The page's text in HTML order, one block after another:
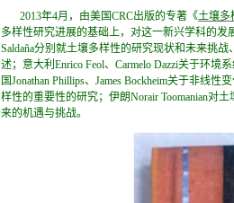
2013年4月，由美国CRC出版的专著《土壤多
多样性研究进展的基础上，对这一新兴学科的发
Saldaña分别就土壤多样性的研究现状和未来挑
述；意大利Enrico Feol、Carmelo Dazzi关于环
国Jonathan Phillips、James Bockheim关于非线
样性的重要性的研究；伊朗Norair Toomanian对
来的机遇与挑战。